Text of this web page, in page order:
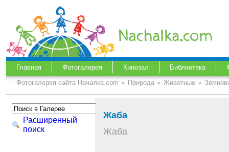
Главная Фотогалерея Кинозал Библиотека
Фотогалерея сайта Началка.com Природа Животные
Расширенный
поиск
Жаба
Жаба